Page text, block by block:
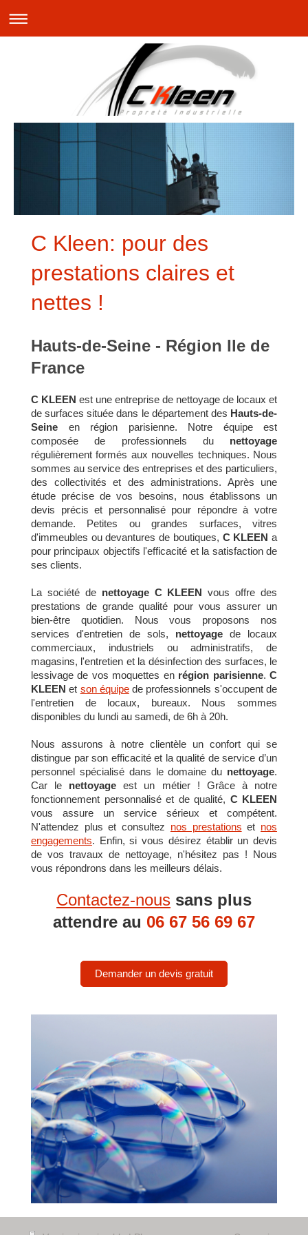
C Kleen: pour des
prestations claires et
nettes !
Hauts-de-Seine - Région Ile de
France
C KLEEN est une entreprise de nettoyage de locaux et
de surfaces située dans le département des Hauts-de-
Seine en région parisienne. Notre équipe est
composée de professionnels du nettoyage
régulièrement formés aux nouvelles techniques. Nous
sommes au service des entreprises et des particuliers,
des collectivités et des administrations. Après une
étude précise de vos besoins, nous établissons un
devis précis et personnalisé pour répondre à votre
demande. Petites ou grandes surfaces, vitres
d'immeubles ou devantures de boutiques, C KLEEN a
pour principaux objectifs l'efficacité et la satisfaction de
ses clients.
La société de nettoyage C KLEEN vous offre des
prestations de grande qualité pour vous assurer un
bien-être quotidien. Nous vous proposons nos
services d'entretien de sols, nettoyage de locaux
commerciaux, industriels ou administratifs, de
magasins, l'entretien et la désinfection des surfaces, le
lessivage de vos moquettes en région parisienne.C
KLEEN et son équipede professionnels s'occupent de
l'entretien de locaux, bureaux. Nous sommes
disponibles du lundi au samedi, de 6h à 20h.
Nous assurons à notre clientèle un confort qui se
distingue par son efficacité et la qualité de service d’un
personnel spécialisé dans le domaine du nettoyage.
Car le nettoyage est un métier ! Grâce à notre
fonctionnement personnalisé et de qualité, C KLEEN
vous assure un service sérieux et compétent.
N'attendez plus et consultez nos prestations et nos
engagements. Enfin, si vous désirez établir un devis
de vos travaux de nettoyage, n'hésitez pas ! Nous
vous répondrons dans les meilleurs délais.
Contactez-nous sans plus
attendre au 06 67 56 69 67
Demander un devis gratuit